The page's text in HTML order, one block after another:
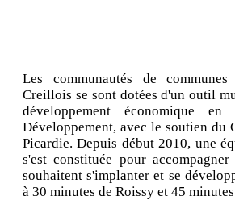
Les communautés de
Creillois se sont dotées d'un outil
développement économique
Développement, avec le soutien du
Picardie. Depuis début 2010, une
s'est constituée pour
souhaitent s'implanter et se
à 30 minutes de Roissy et 45